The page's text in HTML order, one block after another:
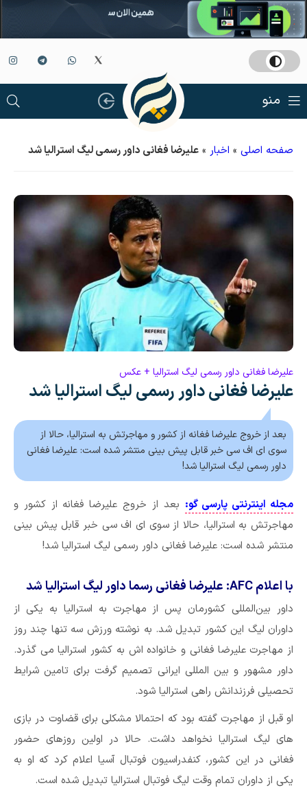
منو
صفحه اصلی » اخبار » علیرضا فغانی داور رسمی لیگ استرالیا شد
علیرضا فغانی داور رسمی لیگ استرالیا + عکس
علیرضا فغانی داور رسمی لیگ استرالیا شد
بعد از خروج علیرضا فغانه از کشور و مهاجرتش به استرالیا، حالا از
سوی ای اف سی خبر قابل پیش بینی منتشر شده است: علیرضا فغانی
داور رسمی لیگ استرالیا شد!
مجله اینترنتی پارسی گو: بعد از خروج علیرضا فغانه از کشور و
مهاجرتش به استرالیا، حالا از سوی ای اف سی خبر قابل پیش بینی
منتشر شده است: علیرضا فغانی داور رسمی لیگ استرالیا شد!
با اعلام AFC: علیرضا فغانی رسما داور لیگ استرالیا شد
داور بین‌المللی کشورمان پس از مهاجرت به استرالیا به یکی از
داوران لیگ این کشور تبدیل شد. به نوشته ورزش سه تنها چند روز
از مهاجرت علیرضا فغانی و خانواده اش به کشور استرالیا می گذرد.
داور مشهور و بین المللی ایرانی تصمیم گرفت برای تامین شرایط
تحصیلی فرزندانش راهی استرالیا شود.
او قبل از مهاجرت گفته بود که احتمالا مشکلی برای قضاوت در بازی
های لیگ استرالیا نخواهد داشت. حالا در اولین روزهای حضور
فغانی در این کشور، کنفدراسیون فوتبال آسیا اعلام کرد که او به
یکی از داوران تمام وقت لیگ فوتبال استرالیا تبدیل شده است.